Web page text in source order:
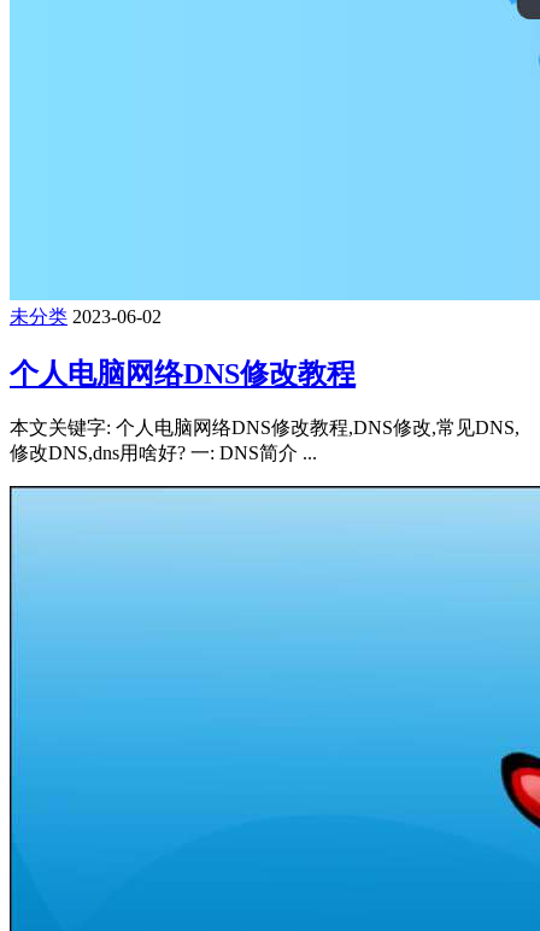
未分类 2023-06-02
个人电脑网络DNS修改教程
本文关键字: 个人电脑网络DNS修改教程,DNS修改,常见DNS,
修改DNS,dns用啥好? 一: DNS简介 ...